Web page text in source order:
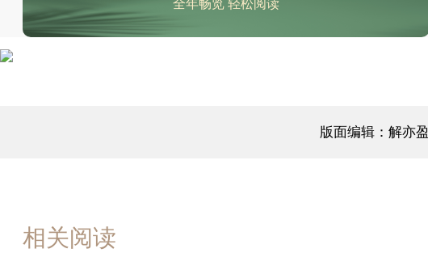
全年畅览 轻松阅读
版面编辑：解亦盈
相关阅读